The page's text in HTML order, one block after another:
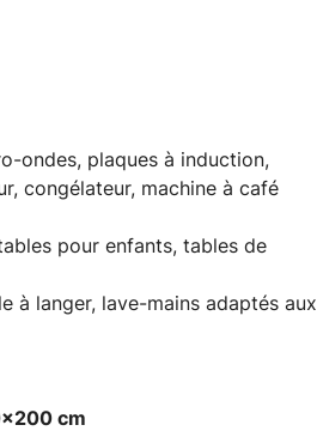
ondes, plaques à induction,
congélateur, machine à café
pour enfants, tables de
à langer, lave-mains adaptés aux
cm